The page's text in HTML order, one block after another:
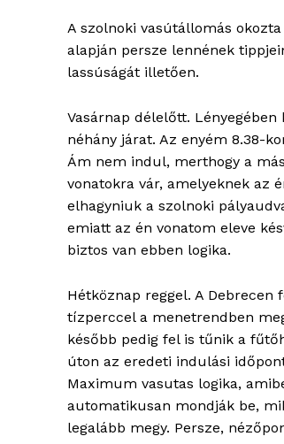
A szolnoki vasútállomás
alapján persze lennének
lassúságát illetően.
Vasárnap délelőtt.
néhány járat. Az enyém 8.38-
Ám nem indul, merthogy a
vonatokra vár, amelyeknek az
elhagyniuk a szolnoki
emiatt az én vonatom eleve
biztos van ebben logika.
Hétköznap reggel. A Debrecen
tízperccel a menetrendben
később pedig fel is tűnik a
úton az eredeti indulási
Maximum vasutas logika,
automatikusan mondják be,
legalább megy. Persze,